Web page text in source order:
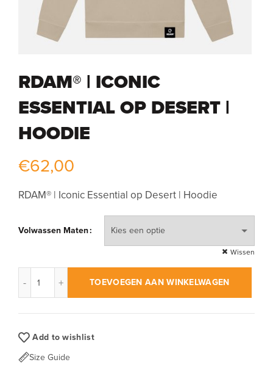
RDAM® | ICONIC
ESSENTIAL OP DESERT |
HOODIE
€62,00
RDAM® | Iconic Essential op Desert | Hoodie
Volwassen Maten
Wissen
TOEVOEGEN AAN WINKELWAGEN
Add to wishlist
Size Guide